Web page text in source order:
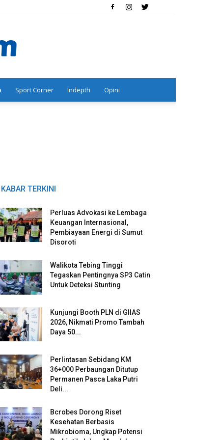
Sport Corner Indepth Opini
KABAR TERKINI
Perluas Advokasi ke Lembaga
Keuangan Internasional,
Pembiayaan Energi di Sumut
Disoroti
Walikota Tebing Tinggi
Tegaskan Pentingnya SP3 Catin
Untuk Deteksi Stunting
Kunjungi Booth PLN di GIIAS
2026, Nikmati Promo Tambah
Daya 50...
Perlintasan Sebidang KM
36+000 Perbaungan Ditutup
Permanen Pasca Laka Putri
Deli...
Bcrobes Dorong Riset
Kesehatan Berbasis
Mikrobioma, Ungkap Potensi